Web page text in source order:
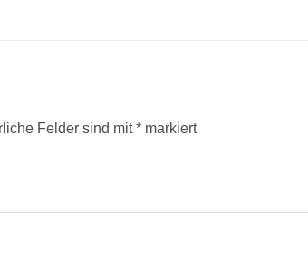
Felder sind mit* markiert